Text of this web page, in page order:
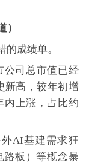
）
成绩单。
公司总市值已经
新高，较年初增
内上涨，占比约
AI基建需求狂
路板）等概念暴